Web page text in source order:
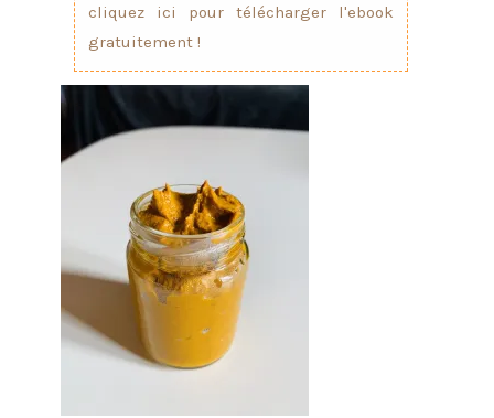
cliquez ici pour télécharger l'ebook
gratuitement !